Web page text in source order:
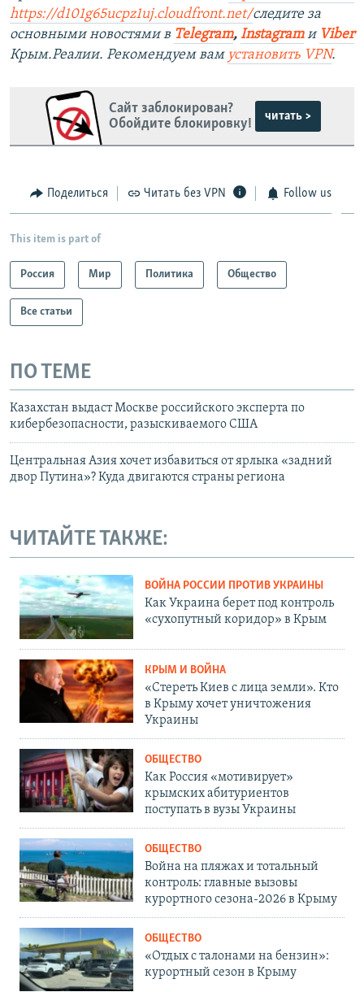
https://d101g65ucpz1uj.cloudfront.net/следите за
основными новостями в Telegram, Instagram и Viber
Крым.Реалии. Рекомендуем вам установить VPN.
Сайт заблокирован?
Обойдите блокировку!
читать >
Поделиться Читать без VPN Follow us
This item is part of
Россия Мир Политика Общество
Все статьи
ПО ТЕМЕ
Казахстан выдаст Москве российского эксперта по
кибербезопасности, разыскиваемого США
Центральная Азия хочет избавиться от ярлыка «задний
двор Путина»? Куда двигаются страны региона
ЧИТАЙТЕ ТАКЖЕ:
ВОЙНА РОССИИ ПРОТИВ УКРАИНЫ
Как Украина берет под контроль
«сухопутный коридор» в Крым
КРЫМ И ВОЙНА
«Стереть Киев с лица земли». Кто
в Крыму хочет уничтожения
Украины
ОБЩЕСТВО
Как Россия «мотивирует»
крымских абитуриентов
поступать в вузы Украины
ОБЩЕСТВО
Война на пляжах и тотальный
контроль: главные вызовы
курортного сезона-2026 в Крыму
ОБЩЕСТВО
«Отдых с талонами на бензин»:
курортный сезон в Крыму